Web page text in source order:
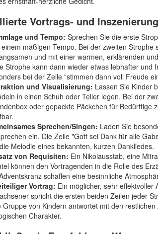
Vortrags- und
und Tempo: Sprechen Sie die erste
einem mäßigen Tempo. Bei der zweiten Strophe
und mit einer warmen, erklärenden
Strophe kann dann wieder etwas lebhafter und
bei der Zeile "stimmen dann voll Freude
und Visualisierung: Lassen Sie Kinder
in einen Schuh oder Teller legen. Bei der
oder gepackte Päckchen für Bedürftige
Sprechen/Singen: Laden Sie
ein. Die Zeile "Gott sei Dank für alle
Melodie eines bekannten, kurzen Dankliedes.
von Requisiten: Ein Nikolausstab, eine
können den Vortragenden in die Rolle des
schaffen eine besinnliche
Vortrag: Ein möglicher, sehr effektvoller
spricht die ersten beiden Zeilen jeder
Gruppe von Kindern antwortet mit den
Charakter.